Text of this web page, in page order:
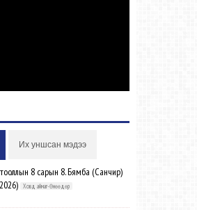
Их уншсан мэдээ
8 сарын 8. Бямба (Санчир)
Ховд аймаг-Өнөөдөр